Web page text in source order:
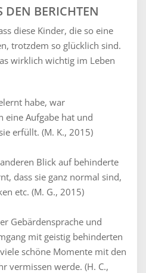
DEN BERICHTEN
diese Kinder, die so eine
trotzdem so glücklich sind.
wirklich wichtig im Leben
habe, war
eine Aufgabe hat und
erfüllt. (M. K., 2015)
Blick auf behinderte
dass sie ganz normal sind,
etc. (M. G., 2015)
Gebärdensprache und
mit geistig behinderten
schöne Momente mit den
vermissen werde. (H. C.,